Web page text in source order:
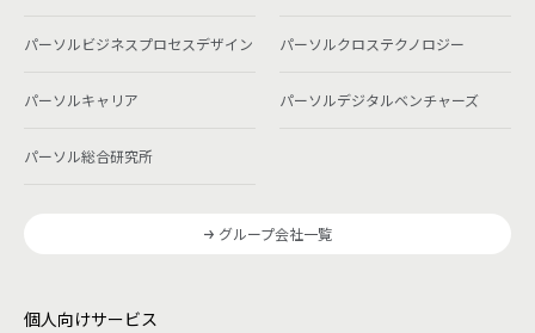
パーソルビジネスプロセスデザイン パーソルクロステクノロジー
パーソルキャリア パーソルデジタルベンチャーズ
パーソル総合研究所
グループ会社一覧
個人向けサービス